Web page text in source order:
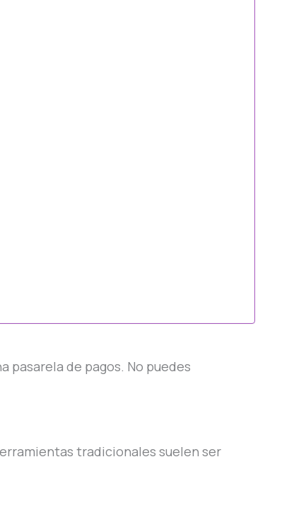
pasarela de pagos. No puedes
tradicionales suelen ser